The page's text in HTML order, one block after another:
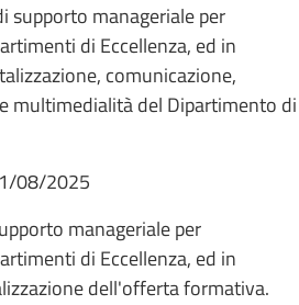
supporto manageriale per
di Eccellenza, ed in
comunicazione,
multimedialità del Dipartimento di
08/2025
manageriale per
di Eccellenza, ed in
dell'offerta formativa.